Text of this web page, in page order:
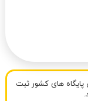
پایگاه های کشور ثبت